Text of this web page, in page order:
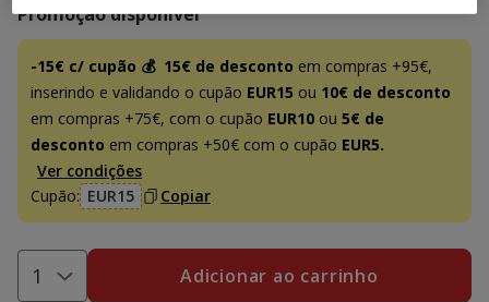
Promoção disponível
-15€ c/ cupão 💰 15€ de desconto em compras +95€,
inserindo e validando o cupão EUR15 ou 10€ de desconto
em compras +75€, com o cupão EUR10 ou 5€ de
desconto em compras +50€ com o cupão EUR5.
Ver condições
Cupão: EUR15 Copiar
Adicionar ao carrinho